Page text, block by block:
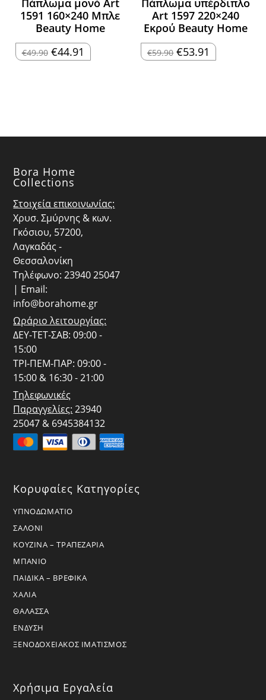
1591 160×240 Μπλε
Beauty Home
€49.90 Original
price
€44.91 Η
τρέχουσα
Art 1597 220×240
Εκρού Beauty Home
€59.90 Original
price
€53.91 Η
τρέχουσα
Bora Home
Collections
Στοιχεία επικοινωνίας:
Χρυσ. Σμύρνης & κων.
Γκόσιου, 57200,
Λαγκαδάς -
Θεσσαλονίκη
Τηλέφωνο: 23940 25047
| Email:
info@borahome.gr
Ωράριο λειτουργίας:
ΔΕΥ-ΤΕΤ-ΣΑΒ: 09:00 -
15:00
ΤΡΙ-ΠΕΜ-ΠΑΡ: 09:00 -
15:00 & 16:30 - 21:00
Τηλεφωνικές
Παραγγελίες: 23940
25047 & 6945384132
Κορυφαίες Κατηγορίες
ΥΠΝΟΔΩΜΑΤΙΟ
ΣΑΛΟΝΙ
ΚΟΥΖΙΝΑ – ΤΡΑΠΕΖΑΡΙΑ
ΜΠΑΝΙΟ
ΠΑΙΔΙΚΑ – ΒΡΕΦΙΚΑ
ΧΑΛΙΑ
ΘΑΛΑΣΣΑ
ΕΝΔΥΣΗ
ΞΕΝΟΔΟΧΕΙΑΚΟΣ ΙΜΑΤΙΣΜΟΣ
Χρήσιμα Εργαλεία